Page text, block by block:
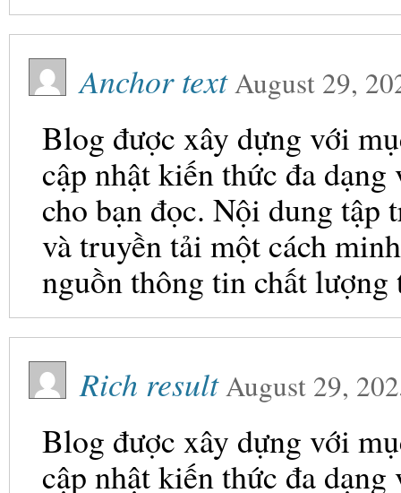
Anchor textAugust 29,
Blog được xây dựng với
cập nhật kiến thức đa
cho bạn đọc. Nội dung tập
và truyền tải một cách
nguồn thông tin chất
Rich resultAugust 29,
Blog được xây dựng với
cập nhật kiến thức đa